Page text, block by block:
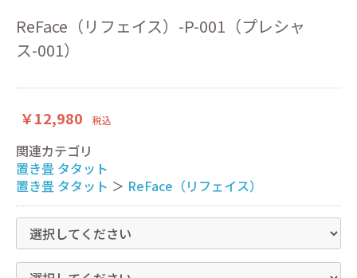
ReFace（リフェイス）-P-001（プレシャ
ス-001）
￥12,980 税込
関連カテゴリ
置き畳 タタット
置き畳 タタット ＞ ReFace（リフェイス）